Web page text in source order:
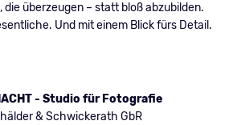
die überzeugen – statt bloß abzubilden.
Und mit einem Blick fürs Detail.
- Studio für Fotografie
& Schwickerath GbR